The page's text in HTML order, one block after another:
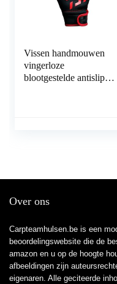
Vissen handmouwen
vingerloze
blootgestelde antislip
Over ons
Carpteamhulsen.be is een
beoordelingswebsite die de
amazon en u op de hoogte
afbeeldingen zijn
eigenaren. Alle geciteerde